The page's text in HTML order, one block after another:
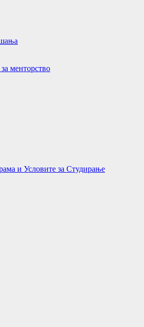
менторство
и Условите за Студирање